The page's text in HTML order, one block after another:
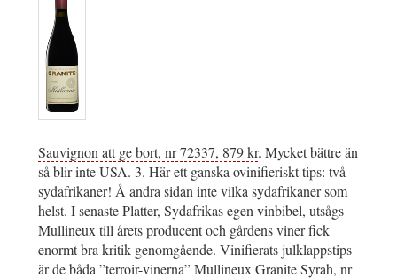
Sauvignon att ge bort, nr 72337, 879 kr. Mycket bättre än
så blir inte USA. 3. Här ett ganska ovinifieriskt tips: två
sydafrikaner! Å andra sidan inte vilka sydafrikaner som
helst. I senaste Platter, Sydafrikas egen vinbibel, utsågs
Mullineux till årets producent och gårdens viner fick
enormt bra kritik genomgående. Vinifierats julklappstips
är de båda ”terroir-vinerna”Mullineux Granite Syrah, nr